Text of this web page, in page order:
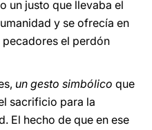
un justo que llevaba el
y se ofrecía en
el perdón
un gesto simbólico que
sacrificio para la
El hecho de que en ese